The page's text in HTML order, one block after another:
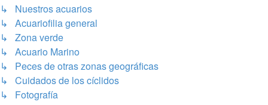
↳ Nuestros acuarios
↳ Acuariofilia general
↳ Zona verde
↳ Acuario Marino
↳ Peces de otras zonas geográficas
↳ Cuidados de los cíclidos
↳ Fotografía